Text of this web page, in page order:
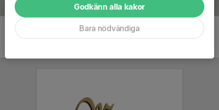
Godkänn alla kakor
Bara nödvändiga